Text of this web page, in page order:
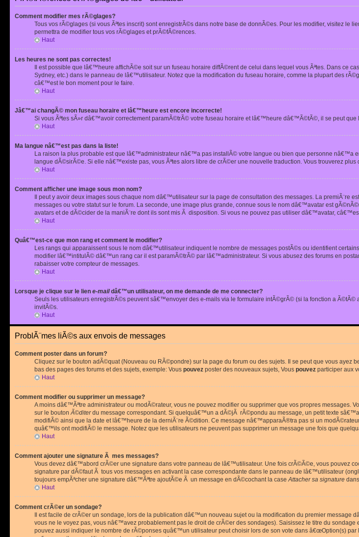
Comment modifier mes rÃ©glages?
Tous vos rÃ©glages (si vous Ãªtes inscrit) sont enregistrÃ©s dans notre base de donnÃ©es. Pour les modifier, visitez le
permettra de modifier tous vos rÃ©glages et prÃ©fÃ©rences.
Haut
Les heures ne sont pas correctes!
Il est possible que lâ€™heure affichÃ©e soit sur un fuseau horaire diffÃ©rent de celui dans lequel vous Ãªtes. Dans ce
Sydney, etc.) dans le panneau de lâ€™utilisateur. Notez que la modification du fuseau horaire, comme la plupart des
câ€™est le bon moment pour le faire.
Haut
Jâ€™ai changÃ© mon fuseau horaire et lâ€™heure est encore incorrecte!
Si vous Ãªtes sÃ»r dâ€™avoir correctement paramÃ©trÃ© votre fuseau horaire et lâ€™heure dâ€™Ã©tÃ©, il se peut
Haut
Ma langue nâ€™est pas dans la liste!
La raison la plus probable est que lâ€™administrateur nâ€™a pas installÃ© votre langue ou bien que personne
langue dÃ©sirÃ©e. Si elle nâ€™existe pas, vous Ãªtes alors libre de crÃ©er une nouvelle traduction. Vous trouverez
Haut
Comment afficher une image sous mon nom?
Il peut y avoir deux images sous chaque nom dâ€™utilisateur sur la page de consultation des messages. La
messages ou votre statut sur le forum. La seconde, une image plus grande, connue sous le nom dâ€™avatar est
avatars et de dÃ©cider de la maniÃ¨re dont ils sont mis Ã disposition. Si vous ne pouvez pas utiliser dâ€™avatar,
Haut
Quâ€™est-ce que mon rang et comment le modifier?
Les rangs qui apparaissent sous le nom dâ€™utilisateur indiquent le nombre de messages postÃ©s ou identifient
modifier lâ€™intitulÃ© dâ€™un rang car il est paramÃ©trÃ© par lâ€™administrateur. Si vous abusez des forums en
rabaisser votre compteur de messages.
Haut
Lorsque je clique sur le lien e-maildâ€™un utilisateur, on me demande de me connecter?
Seuls les utilisateurs enregistrÃ©s peuvent sâ€™envoyer des e-mails via le formulaire intÃ©grÃ© (si la fonction a
invitÃ©s.
Haut
ProblÃ¨mes liÃ©s aux envois de messages
Comment poster dans un forum?
Cliquez sur le bouton adÃ©quat (Nouveau ou RÃ©pondre) sur la page du forum ou des sujets. Il se peut que vous
bas des pages des forums et des sujets, exemple: Vous pouvez poster des nouveaux sujets, Vous pouvez participer aux
Haut
Comment modifier ou supprimer un message?
A moins dâ€™Ãªtre administrateur ou modÃ©rateur, vous ne pouvez modifier ou supprimer que vos propres
sur le boutonÃ©diterdu message correspondant. Si quelquâ€™un a dÃ©jÃ rÃ©pondu au message, un petit texte
modifiÃ© ainsi que la date et lâ€™heure de la derniÃ¨re Ã©dition. Ce message nâ€™apparaÃ®tra pas si un
quâ€™ils ont modifiÃ© le message. Notez que les utilisateurs ne peuvent pas supprimer un message une fois que
Haut
Comment ajouter une signature Ã mes messages?
Vous devez dâ€™abord crÃ©er une signature dans votre panneau de lâ€™utilisateur. Une fois crÃ©Ã©e, vous pouvez
signature par dÃ©faut Ã tous vos messages en activant la case correspondante dans le panneau de lâ€™utilisateur
toujours empÃªcher une signature dâ€™Ãªtre ajoutÃ©e Ã un message en dÃ©cochant la caseAttacher sa signature
Haut
Comment crÃ©er un sondage?
Il est facile de crÃ©er un sondage, lors de la publication dâ€™un nouveau sujet ou la modification du premier
vous ne le voyez pas, vous nâ€™avez probablement pas le droit de crÃ©er des sondages). Saisissez le titre du
pouvez aussi indiquer le nombre de rÃ©ponses quâ€™un utilisateur peut choisir lors de son vote dans â€œOption(s)